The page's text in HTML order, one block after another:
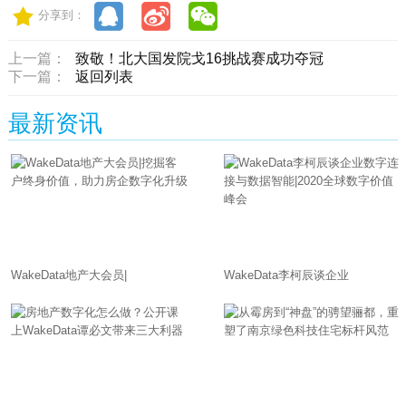
分享到：
上一篇：
致敬！北大国发院戈16挑战赛成功夺冠
下一篇：
返回列表
最新资讯
WakeData地产大会员| WakeData李柯辰谈企业